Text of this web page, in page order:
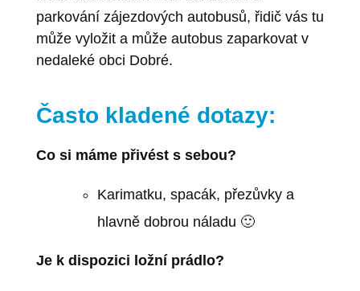
parkování zájezdových autobusů, řidič vás tu
může vyložit a může autobus zaparkovat v
nedaleké obci Dobré.
Často kladené dotazy:
Co si máme přivést s sebou?
Karimatku, spacák, přezůvky a
hlavně dobrou náladu 🙂
Je k dispozici ložní prádlo?